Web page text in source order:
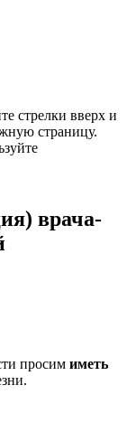
стрелки вверх и
страницу.
врача-
просим иметь